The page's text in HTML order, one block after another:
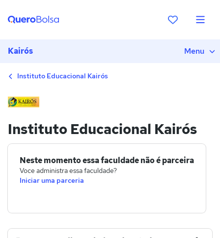
Kairós Menu
Instituto Educacional Kairós
Instituto Educacional Kairós
Neste momento essa faculdade não é parceira
Voce administra essa faculdade?
Iniciar uma parceria